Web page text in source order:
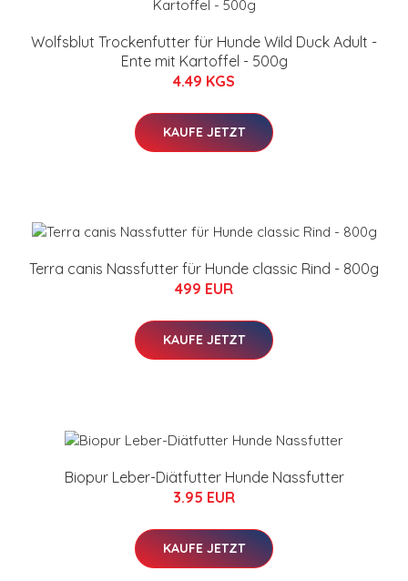
Wolfsblut Trockenfutter für Hunde Wild Duck Adult -
Ente mit Kartoffel - 500g
4.49 KGS
KAUFE JETZT
Terra canis Nassfutter für Hunde classic Rind - 800g
499 EUR
KAUFE JETZT
Biopur Leber-Diätfutter Hunde Nassfutter
3.95 EUR
KAUFE JETZT